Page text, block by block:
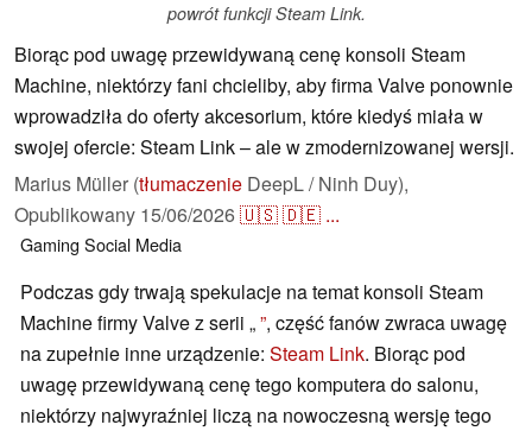
powrót funkcji Steam Link.
Biorąc pod uwagę przewidywaną cenę konsoli Steam
Machine, niektórzy fani chcieliby, aby firma Valve ponownie
wprowadziła do oferty akcesorium, które kiedyś miała w
swojej ofercie: Steam Link – ale w zmodernizowanej wersji.
Marius Müller (tłumaczenie DeepL / Ninh Duy),
Opublikowany 15/06/2026🇺🇸🇩🇪 ...
Gaming Social Media
Podczas gdy trwają spekulacje na temat konsoli Steam
Machine firmy Valve z serii „”, część fanów zwraca uwagę
na zupełnie inne urządzenie: Steam Link. Biorąc pod
uwagę przewidywaną cenę tego komputera do salonu,
niektórzy najwyraźniej liczą na nowoczesną wersję tego